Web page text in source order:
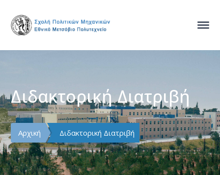
Διδακτορική Διατριβή
Αρχική Διδακτορική Διατριβή